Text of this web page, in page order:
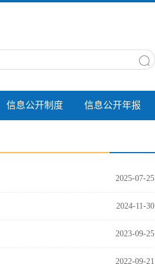
信息公开制度 信息公开年报
2025-07-25
2024-11-30
2023-09-25
2022-09-21